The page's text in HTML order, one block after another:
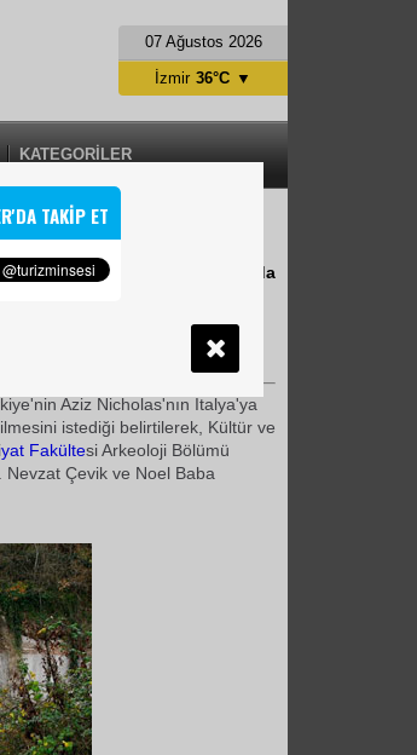
07 Ağustos 2026
KATEGORİLER
İzmir 36°C ▼
doğan ve Demre ilçesinde
edilmesi isteği, ABD basınında
Aziz Nicholas'nın İtalya'ya
istediği belirtilerek, Kültür ve
yat Fakültesi Arkeoloji Bölümü
Nevzat Çevik ve Noel Baba
TAKİP ET